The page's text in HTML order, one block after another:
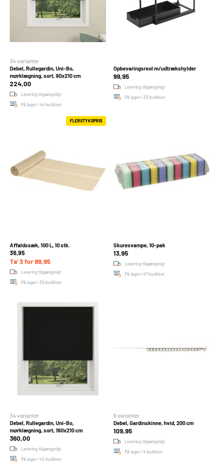
Debel, Rullegardin, Uni-Bo,
mørklægning, sort, 90x210 cm
34 varianter
224,00
Levering tilgængeligt
På lager i 44 butikker
Opbevaringsreol m/udtrækshylder
99,95
Levering tilgængeligt
På lager i 33 butikker
FLERSTYKSPRIS
Affaldssæk, 100 L, 10 stk.
36,95
Ta' 3 for 89,95
Levering tilgængeligt
På lager i 30 butikker
Skuresvampe, 10-pak
13,95
Levering tilgængeligt
På lager i 47 butikker
Debel, Rullegardin, Uni-Bo,
mørklægning, sort, 160x210 cm
34 varianter
360,00
Levering tilgængeligt
På lager i 43 butikker
Debel, Gardinskinne, hvid, 200 cm
6 varianter
109,95
Levering tilgængeligt
På lager i 4 butikker